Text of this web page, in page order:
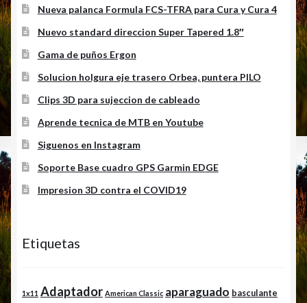
Nueva palanca Formula FCS-TFRA para Cura y Cura 4
Nuevo standard direccion Super Tapered 1.8″
Gama de puños Ergon
Solucion holgura eje trasero Orbea, puntera PILO
Clips 3D para sujeccion de cableado
Aprende tecnica de MTB en Youtube
Siguenos en Instagram
Soporte Base cuadro GPS Garmin EDGE
Impresion 3D contra el COVID19
Etiquetas
1x11 Adaptador American Classic aparaguado basculante